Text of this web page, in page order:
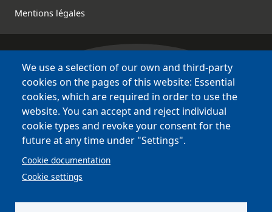
Mentions légales
Bretagne Culture Diversité
des sites variés !
Sites
BCD
Bazhvalan
Bécédia
BED
PCI
We use a selection of our own and third-party
cookies on the pages of this website: Essential
cookies, which are required in order to use the
website. You can accept and reject individual
cookie types and revoke your consent for the
future at any time under "Settings".
Cookie documentation
Cookie settings